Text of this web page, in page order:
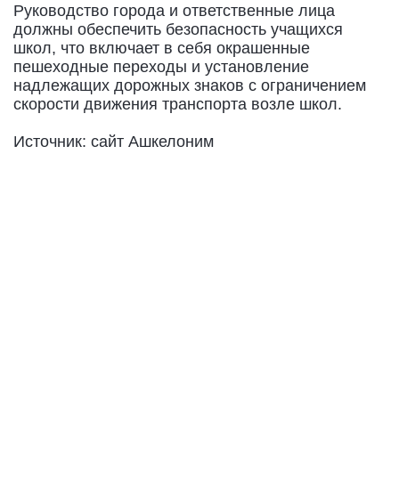
Руководство города и ответственные лица
должны обеспечить безопасность учащихся
школ, что включает в себя окрашенные
пешеходные переходы и установление
надлежащих дорожных знаков с ограничением
скорости движения транспорта возле школ.
Источник: сайт Ашкелоним